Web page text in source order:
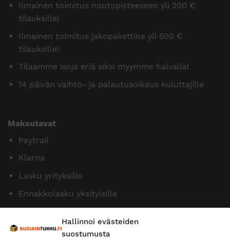
Hallinnoi evästeiden
suostumusta
Ilmainen toimitus noutopisteeseen yli 200 €
tilauksille!
Ilmainen toimitus jakopakettina yli 500 €
tilauksille!
Tilaamme isoja eriä siksi myymme halvalla!
14 päivän vaihto- ja palautusoikeus kuluttajille
Maksutavat
Paytrail
Klarna
Lasku yrityksille
Ennakkolasku yksityisille